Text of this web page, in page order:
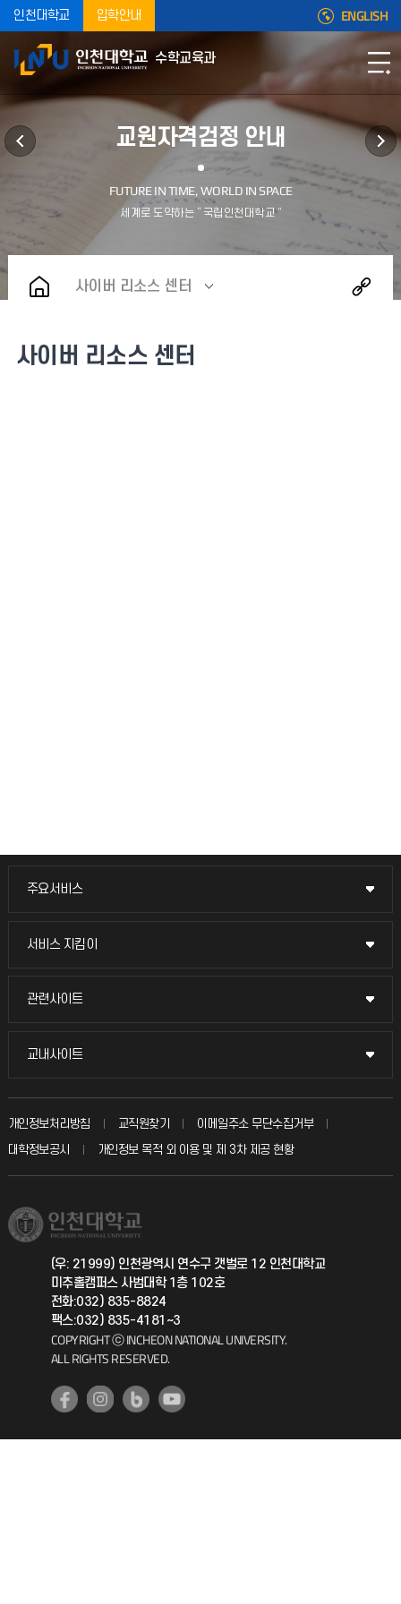
인천대학교 입학안내 ENGLISH
수학교육과
교원자격검정 안내
사이버 리소스 센터
사이버 리소스 센터
주요서비스
주요서비스
교무회의방송
입학안내
취업정보(학생)
서비스 지킴이
서비스 지킴이
묻고 답하기
칭찬마당
학생서비스 지킴이
관련사이트
관련사이트
국방헬프콜
총동문회
교내사이트
교내사이트
교수회
교육혁신본부
국제지원과
공자아카데미
기초교육원
개인정보처리방침 교직원찾기
이메일주소 무단수집거부
대학정보공시
개인정보 목적 외 이용 및 제 3차 제공 현황
(우: 21999) 인천광역시 연수구 갯벌로 12 인천대학교
미추홀캠퍼스 사범대학 1층 102호
전화:032) 835-8824
팩스:032) 835-4181~3
COPYRIGHT ⓒ INCHEON NATIONAL UNIVERSITY.
ALL RIGHTS RESERVED.